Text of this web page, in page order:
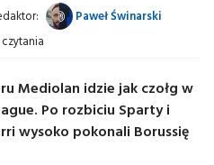
Paweł Świnarski
czytania
Mediolan idzie jak czołg w
Po rozbiciu Sparty i
wysoko pokonali Borussię